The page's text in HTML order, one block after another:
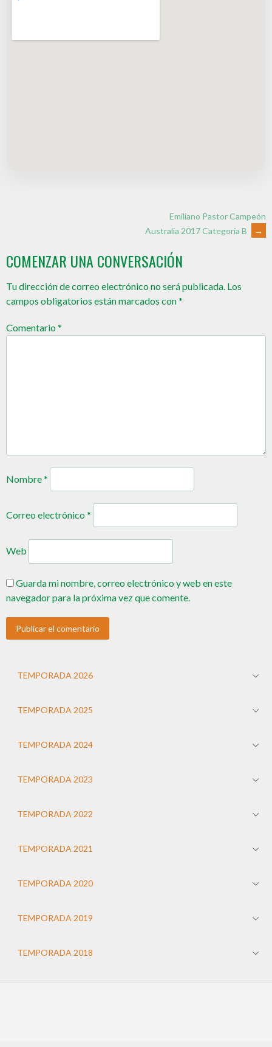
Emiliano Pastor Campeón
Australia 2017 Categoría B
→
COMENZAR UNA CONVERSACIÓN
Tu dirección de correo electrónico no será publicada. Los
campos obligatorios están marcados con*
Comentario*
Nombre*
Correo electrónico*
Web
Guarda mi nombre, correo electrónico y web en este
navegador para la próxima vez que comente.
TEMPORADA 2026
TEMPORADA 2025
TEMPORADA 2024
TEMPORADA 2023
TEMPORADA 2022
TEMPORADA 2021
TEMPORADA 2020
TEMPORADA 2019
TEMPORADA 2018